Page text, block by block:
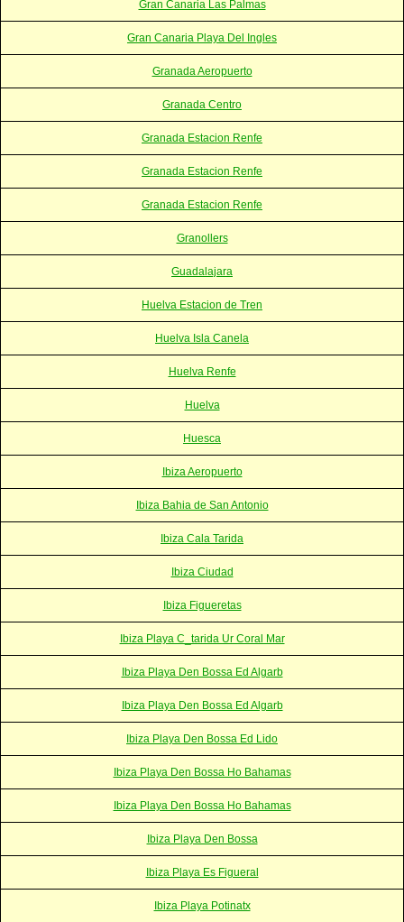
Gran Canaria Las Palmas
Gran Canaria Playa Del Ingles
Granada Aeropuerto
Granada Centro
Granada Estacion Renfe
Granada Estacion Renfe
Granada Estacion Renfe
Granollers
Guadalajara
Huelva Estacion de Tren
Huelva Isla Canela
Huelva Renfe
Huelva
Huesca
Ibiza Aeropuerto
Ibiza Bahia de San Antonio
Ibiza Cala Tarida
Ibiza Ciudad
Ibiza Figueretas
Ibiza Playa C_tarida Ur Coral Mar
Ibiza Playa Den Bossa Ed Algarb
Ibiza Playa Den Bossa Ed Algarb
Ibiza Playa Den Bossa Ed Lido
Ibiza Playa Den Bossa Ho Bahamas
Ibiza Playa Den Bossa Ho Bahamas
Ibiza Playa Den Bossa
Ibiza Playa Es Figueral
Ibiza Playa Potinatx